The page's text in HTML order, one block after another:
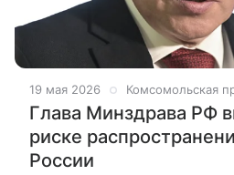
19 мая 2026 Комсомольская
Глава Минздрава РФ
риске
России